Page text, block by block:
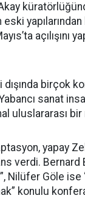
eski
açılışını
birçok
sanat
uluslararası
yapay
verdi. Bernard
Nilüfer Göle ise
konulu